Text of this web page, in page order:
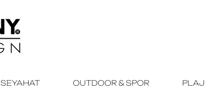
SEYAHAT OUTDOOR & SPOR PLAJ